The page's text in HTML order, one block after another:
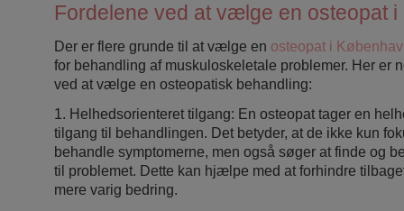
Fordelene ved at vælge en osteopat
Der er flere grunde til at vælge en osteopat i
for behandling af muskuloskeletale problemer. Her er
ved at vælge en osteopatisk behandling:
1. Helhedsorienteret tilgang: En osteopat tager en
tilgang til behandlingen. Det betyder, at de ikke kun
behandle symptomerne, men også søger at finde og
til problemet. Dette kan hjælpe med at forhindre
mere varig bedring.